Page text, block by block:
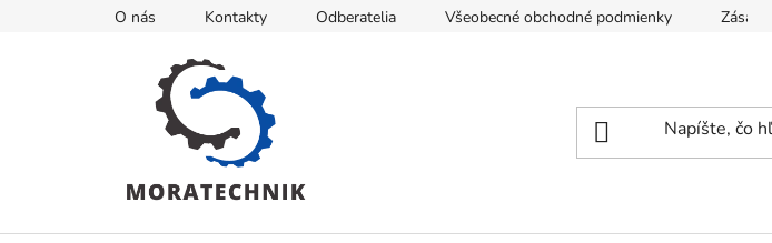
O nás Kontakty Odberatelia Všeobecné obchodné podmienky